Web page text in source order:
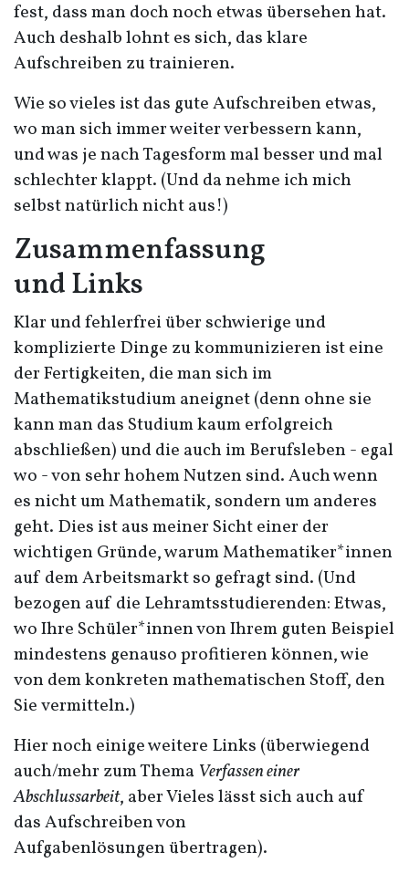
fest, dass man doch noch etwas übersehen hat.
Auch deshalb lohnt es sich, das klare
Aufschreiben zu trainieren.
Wie so vieles ist das gute Aufschreiben etwas,
wo man sich immer weiter verbessern kann,
und was je nach Tagesform mal besser und mal
schlechter klappt. (Und da nehme ich mich
selbst natürlich nicht aus!)
Zusammenfassung
und Links
Klar und fehlerfrei über schwierige und
komplizierte Dinge zu kommunizieren ist eine
der Fertigkeiten, die man sich im
Mathematikstudium aneignet (denn ohne sie
kann man das Studium kaum erfolgreich
abschließen) und die auch im Berufsleben - egal
wo - von sehr hohem Nutzen sind. Auch wenn
es nicht um Mathematik, sondern um anderes
geht. Dies ist aus meiner Sicht einer der
wichtigen Gründe, warum Mathematiker*innen
auf dem Arbeitsmarkt so gefragt sind. (Und
bezogen auf die Lehramtsstudierenden: Etwas,
wo Ihre Schüler*innen von Ihrem guten Beispiel
mindestens genauso profitieren können, wie
von dem konkreten mathematischen Stoff, den
Sie vermitteln.)
Hier noch einige weitere Links (überwiegend
auch/mehr zum Thema Verfassen einer
Abschlussarbeit, aber Vieles lässt sich auch auf
das Aufschreiben von
Aufgabenlösungen übertragen).